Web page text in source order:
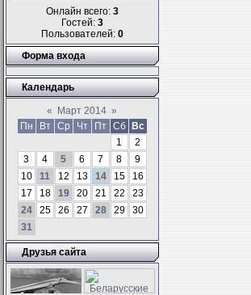
Онлайн всего: 3
Гостей: 3
Пользователей: 0
Форма входа
Календарь
« Март 2014 »
Пн
Вт Ср Чт Пт Сб
Вс
1
2
3
4 5 6 7 8
9
10
11 12 13 14 15
16
17
18 19 20 21 22
23
24
25 26 27 28 29
30
31
Друзья сайта